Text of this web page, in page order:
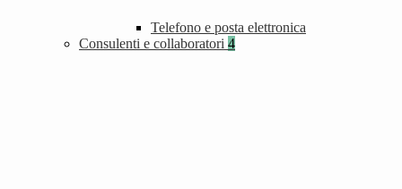
Telefono e posta elettronica
Consulenti e collaboratori 4